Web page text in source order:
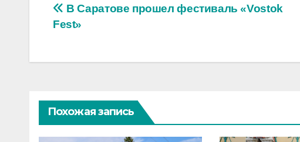
Навигация
записям
В Саратове прошел фестиваль «Vostok
Fest»
Похожая запись